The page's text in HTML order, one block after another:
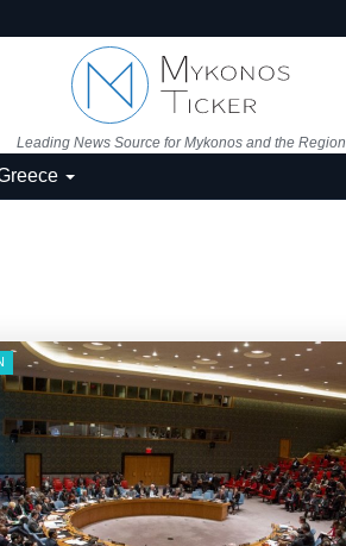
Leading News Source for Mykonos and the Region